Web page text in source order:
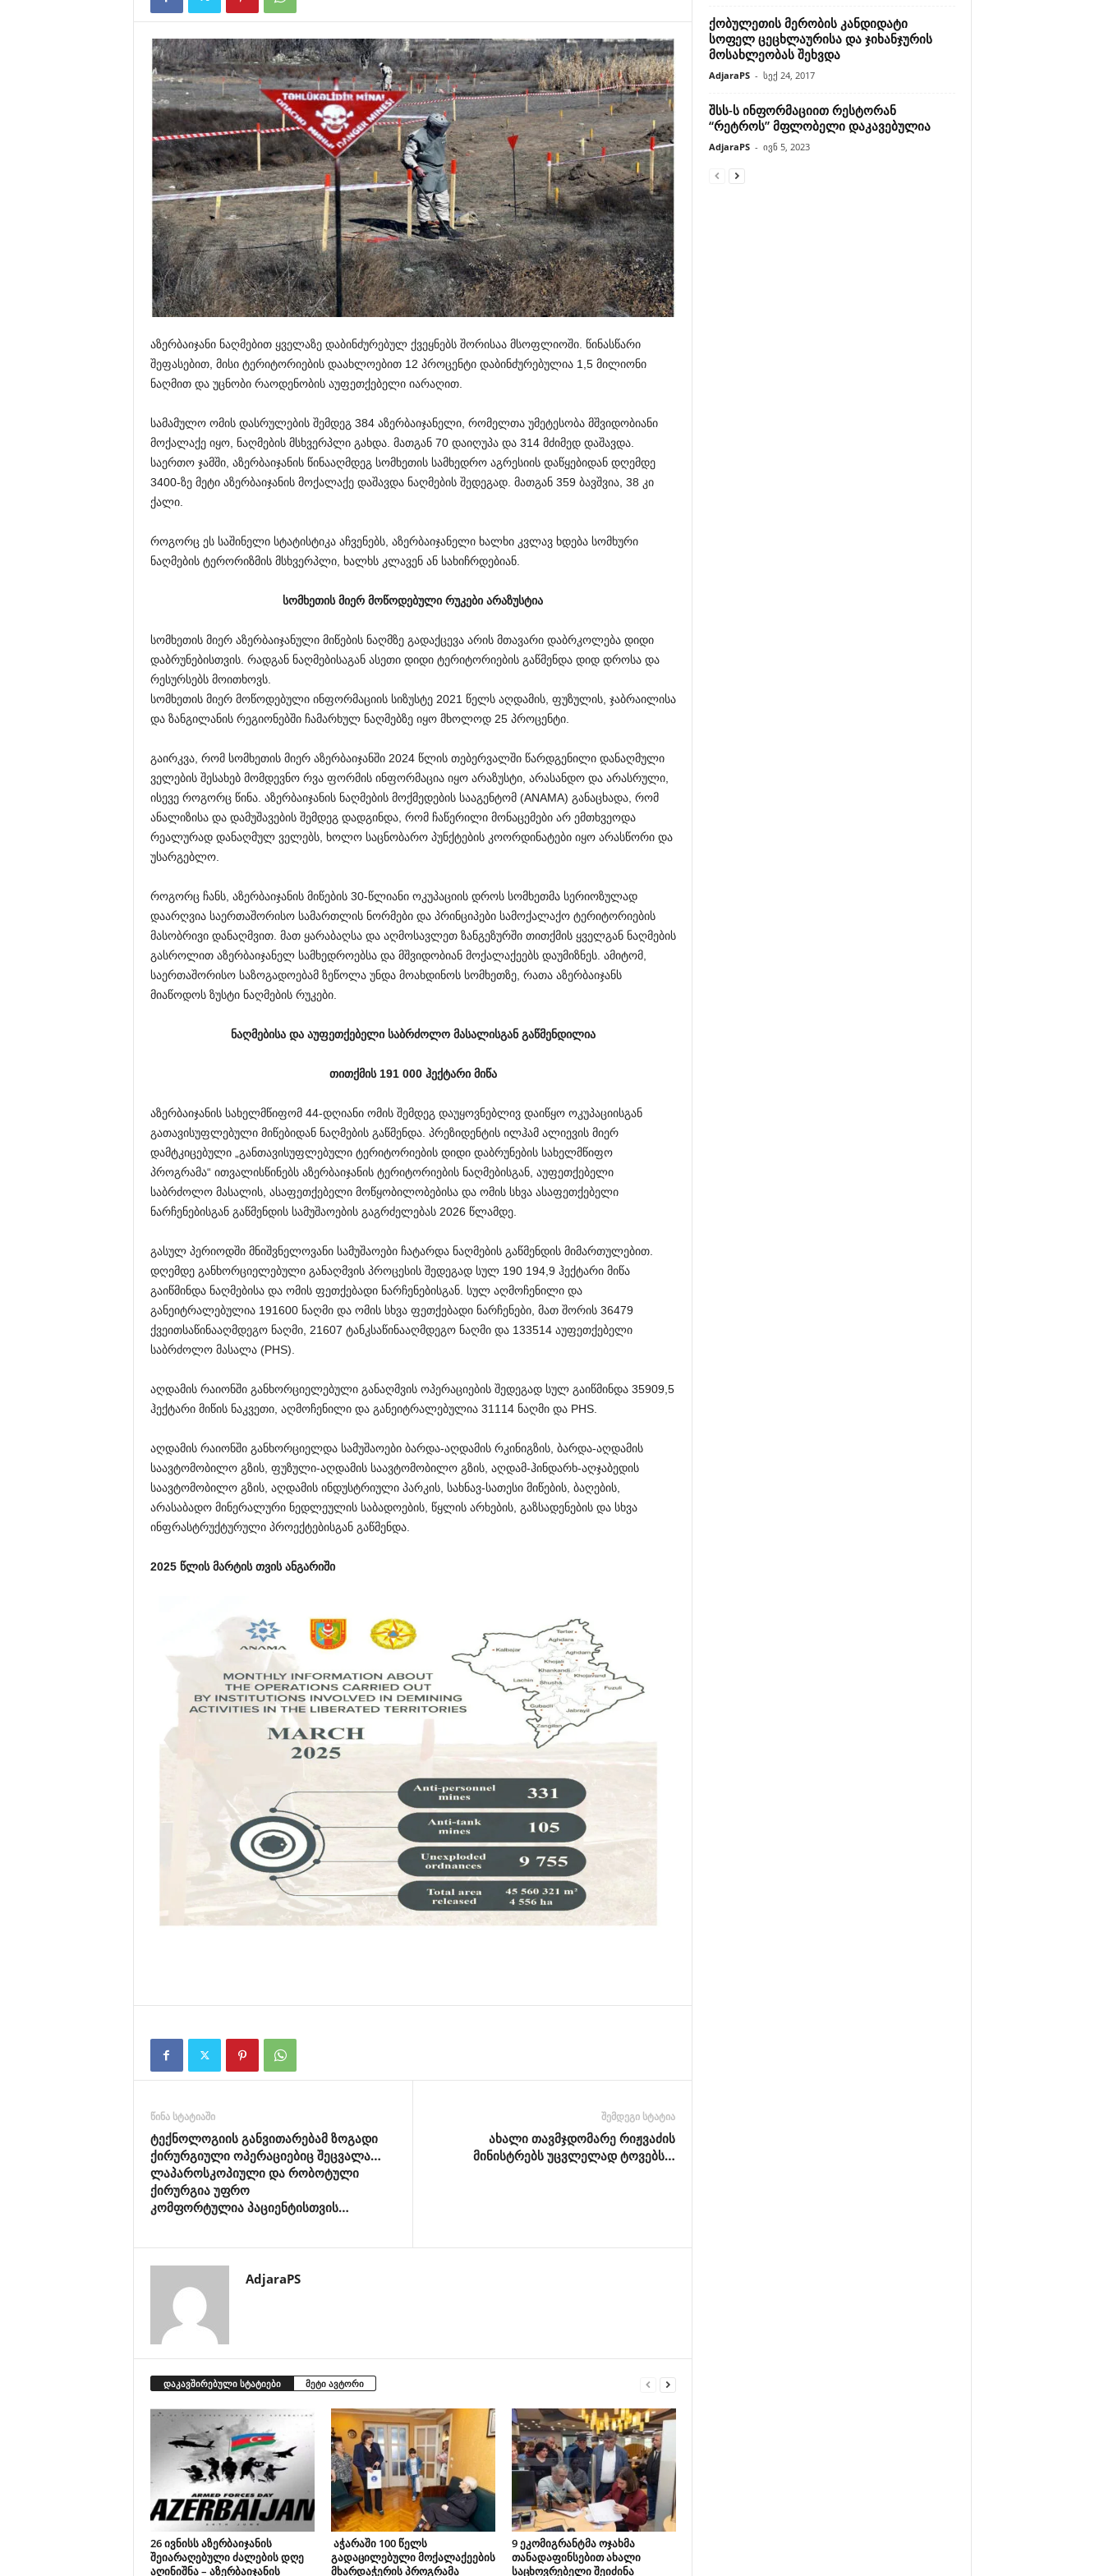
აზერბაიჯანი ნაღმებით ყველაზე დაბინძურებულ ქვეყნებს შორისაა მსოფლიოში. წინასწარი
შეფასებით, მისი ტერიტორიების დაახლოებით 12 პროცენტი დაბინძურებულია 1,5 მილიონი
ნაღმით და უცნობი რაოდენობის აუფეთქებელი იარაღით.
სამამულო ომის დასრულების შემდეგ 384 აზერბაიჯანელი, რომელთა უმეტესობა მშვიდობიანი
მოქალაქე იყო, ნაღმების მსხვერპლი გახდა. მათგან 70 დაიღუპა და 314 მძიმედ დაშავდა.
საერთო ჯამში, აზერბაიჯანის წინააღმდეგ სომხეთის სამხედრო აგრესიის დაწყებიდან დღემდე
3400-ზე მეტი აზერბაიჯანის მოქალაქე დაშავდა ნაღმების შედეგად. მათგან 359 ბავშვია, 38 კი
ქალი.
როგორც ეს საშინელი სტატისტიკა აჩვენებს, აზერბაიჯანელი ხალხი კვლავ ხდება სომხური
ნაღმების ტერორიზმის მსხვერპლი, ხალხს კლავენ ან სახიჩრდებიან.
სომხეთის მიერ მოწოდებული რუკები არაზუსტია
სომხეთის მიერ აზერბაიჯანული მიწების ნაღმზე გადაქცევა არის მთავარი დაბრკოლება დიდი
დაბრუნებისთვის. რადგან ნაღმებისაგან ასეთი დიდი ტერიტორიების გაწმენდა დიდ დროსა და
რესურსებს მოითხოვს.
სომხეთის მიერ მოწოდებული ინფორმაციის სიზუსტე 2021 წელს აღდამის, ფუზულის, ჯაბრაილისა
და ზანგილანის რეგიონებში ჩამარხულ ნაღმებზე იყო მხოლოდ 25 პროცენტი.
გაირკვა, რომ სომხეთის მიერ აზერბაიჯანში 2024 წლის თებერვალში წარდგენილი დანაღმული
ველების შესახებ მომდევნო რვა ფორმის ინფორმაცია იყო არაზუსტი, არასანდო და არასრული,
ისევე როგორც წინა. აზერბაიჯანის ნაღმების მოქმედების სააგენტომ (ANAMA) განაცხადა, რომ
ანალიზისა და დამუშავების შემდეგ დადგინდა, რომ ჩაწერილი მონაცემები არ ემთხვეოდა
რეალურად დანაღმულ ველებს, ხოლო საცნობარო პუნქტების კოორდინატები იყო არასწორი და
უსარგებლო.
როგორც ჩანს, აზერბაიჯანის მიწების 30-წლიანი ოკუპაციის დროს სომხეთმა სერიოზულად
დაარღვია საერთაშორისო სამართლის ნორმები და პრინციპები სამოქალაქო ტერიტორიების
მასობრივი დანაღმვით. მათ ყარაბაღსა და აღმოსავლეთ ზანგეზურში თითქმის ყველგან ნაღმების
გასროლით აზერბაიჯანელ სამხედროებსა და მშვიდობიან მოქალაქეებს დაუმიზნეს. ამიტომ,
საერთაშორისო საზოგადოებამ ზეწოლა უნდა მოახდინოს სომხეთზე, რათა აზერბაიჯანს
მიაწოდოს ზუსტი ნაღმების რუკები.
ნაღმებისა და აუფეთქებელი საბრძოლო მასალისგან გაწმენდილია
თითქმის 191 000 ჰექტარი მიწა
აზერბაიჯანის სახელმწიფომ 44-დღიანი ომის შემდეგ დაუყოვნებლივ დაიწყო ოკუპაციისგან
გათავისუფლებული მიწებიდან ნაღმების გაწმენდა. პრეზიდენტის ილჰამ ალიევის მიერ
დამტკიცებული „განთავისუფლებული ტერიტორიების დიდი დაბრუნების სახელმწიფო
პროგრამა“ ითვალისწინებს აზერბაიჯანის ტერიტორიების ნაღმებისგან, აუფეთქებელი
საბრძოლო მასალის, ასაფეთქებელი მოწყობილობებისა და ომის სხვა ასაფეთქებელი
ნარჩენებისგან გაწმენდის სამუშაოების გაგრძელებას 2026 წლამდე.
გასულ პერიოდში მნიშვნელოვანი სამუშაოები ჩატარდა ნაღმების გაწმენდის მიმართულებით.
დღემდე განხორციელებული განაღმვის პროცესის შედეგად სულ 190 194,9 ჰექტარი მიწა
გაიწმინდა ნაღმებისა და ომის ფეთქებადი ნარჩენებისგან. სულ აღმოჩენილი და
განეიტრალებულია 191600 ნაღმი და ომის სხვა ფეთქებადი ნარჩენები, მათ შორის 36479
ქვეითსაწინააღმდეგო ნაღმი, 21607 ტანკსაწინააღმდეგო ნაღმი და 133514 აუფეთქებელი
საბრძოლო მასალა (PHS).
აღდამის რაიონში განხორციელებული განაღმვის ოპერაციების შედეგად სულ გაიწმინდა 35909,5
ჰექტარი მიწის ნაკვეთი, აღმოჩენილი და განეიტრალებულია 31114 ნაღმი და PHS.
აღდამის რაიონში განხორციელდა სამუშაოები ბარდა-აღდამის რკინიგზის, ბარდა-აღდამის
საავტომობილო გზის, ფუზული-აღდამის საავტომობილო გზის, აღდამ-ჰინდარხ-აღჯაბედის
საავტომობილო გზის, აღდამის ინდუსტრიული პარკის, სახნავ-სათესი მიწების, ბაღების,
არასაბადო მინერალური ნედლეულის საბადოების, წყლის არხების, გაზსადენების და სხვა
ინფრასტრუქტურული პროექტებისგან გაწმენდა.
2025 წლის მარტის თვის ანგარიში
წინა სტატიაში
ტექნოლოგიის განვითარებამ ზოგადი
ქირურგიული ოპერაციებიც შეცვალა…
ლაპაროსკოპიული და რობოტული
ქირურგია უფრო
კომფორტულია პაციენტისთვის…
შემდეგი სტატია
ახალი თავმჯდომარე რიჟვაძის
მინისტრებს უცვლელად ტოვებს…
AdjaraPS
დაკავშირებული სტატიები მეტი ავტორი
26 ივნისს აზერბაიჯანის
შეიარაღებული ძალების დღე
აღინიშნა – აზერბაიჯანის
აჭარაში 100 წელს
გადაცილებული მოქალაქეების
მხარდაჭერის პროგრამა
9 ეკომიგრანტმა ოჯახმა
თანადაფინსებით ახალი
საცხოვრებელი შეიძინა
ქობულეთის მერობის კანდიდატი
სოფელ ცეცხლაურისა და ჯიხანჯურის
მოსახლეობას შეხვდა
AdjaraPS - სექ 24, 2017
შსს-ს ინფორმაციით რესტორან
“რეტროს” მფლობელი დაკავებულია
AdjaraPS - ივნ 5, 2023